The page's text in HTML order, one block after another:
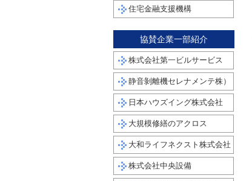
住宅金融支援機構
協賛企業一部紹介
株式会社第一ビルサービス
静音剝離機セレナメンテ株）
日本ハウズイング株式会社
大規模修繕のアクロス
大和ライフネクスト株式会社
株式会社中央設備